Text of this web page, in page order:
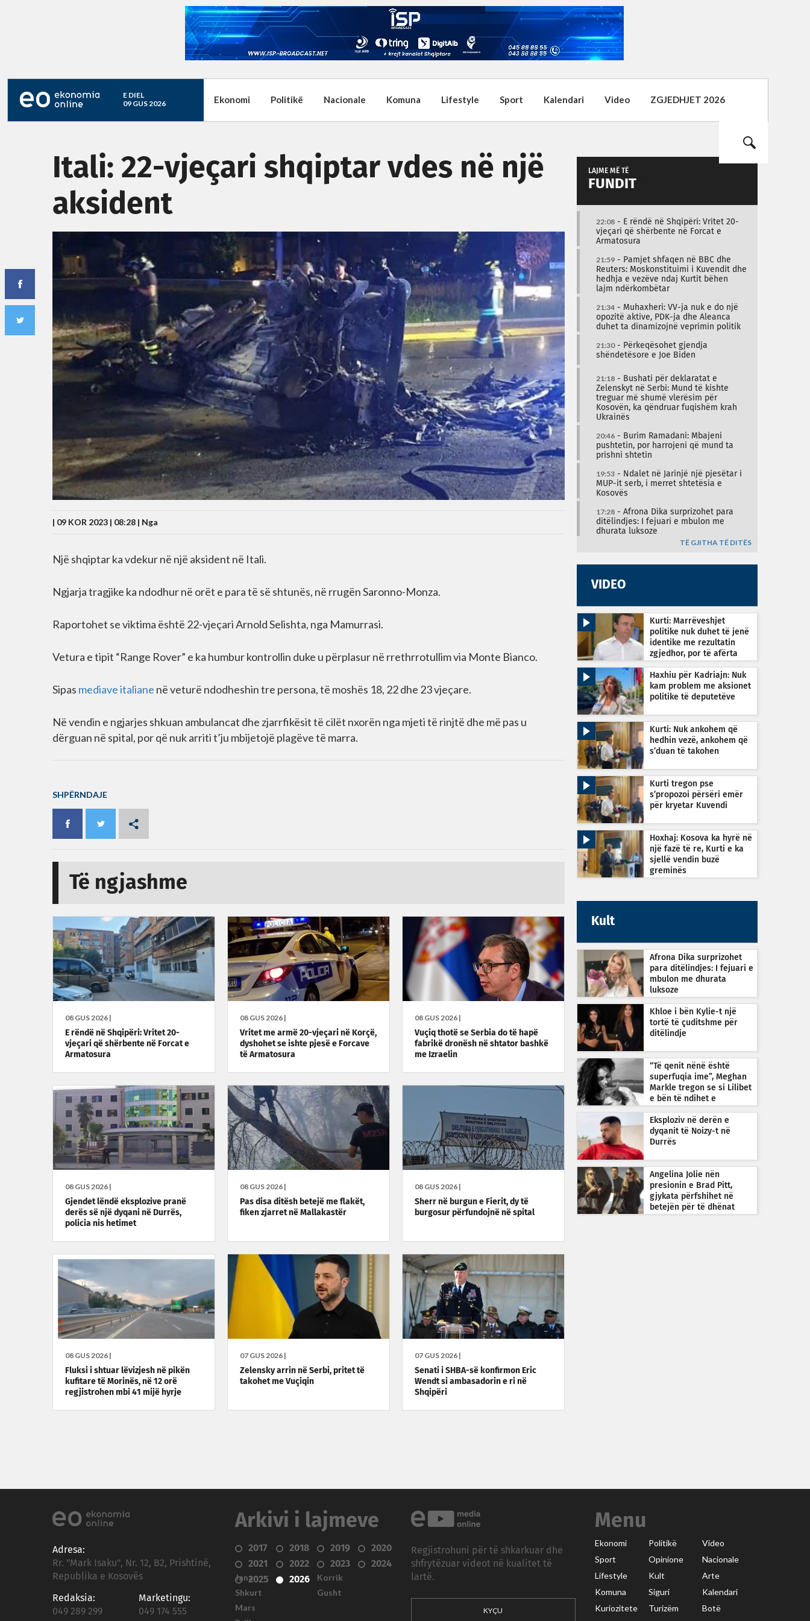
E DIEL
09 GUS 2026
Ekonomi Politikë Nacionale Komuna Lifestyle Sport Kalendari Video ZGJEDHJET 2026
Itali: 22-vjeçari shqiptar vdes në një
aksident
| 09 KOR 2023 | 08:28 | Nga
Një shqiptar ka vdekur në një aksident në Itali.
Ngjarja tragjike ka ndodhur në orët e para të së shtunës, në rrugën Saronno-Monza.
Raportohet se viktima është 22-vjeçari Arnold Selishta, nga Mamurrasi.
Vetura e tipit “Range Rover” e ka humbur kontrollin duke u përplasur në rrethrrotullim via Monte Bianco.
Sipas mediave italiane në veturë ndodheshin tre persona, të moshës 18, 22 dhe 23 vjeçare.
Në vendin e ngjarjes shkuan ambulancat dhe zjarrfikësit të cilët nxorën nga mjeti të rinjtë dhe më pas u
dërguan në spital, por që nuk arriti t’ju mbijetojë plagëve të marra.
SHPËRNDAJE
Të ngjashme
08 GUS 2026 |
E rëndë në Shqipëri: Vritet 20-
vjeçari që shërbente në Forcat e
Armatosura
08 GUS 2026 |
Vritet me armë 20-vjeçari në Korçë,
dyshohet se ishte pjesë e Forcave
të Armatosura
08 GUS 2026 |
Vuçiq thotë se Serbia do të hapë
fabrikë dronësh në shtator bashkë
me Izraelin
08 GUS 2026 |
Gjendet lëndë eksplozive pranë
derës së një dyqani në Durrës,
policia nis hetimet
08 GUS 2026 |
Pas disa ditësh betejë me flakët,
fiken zjarret në Mallakastër
08 GUS 2026 |
Sherr në burgun e Fierit, dy të
burgosur përfundojnë në spital
08 GUS 2026 |
Fluksi i shtuar lëvizjesh në pikën
kufitare të Morinës, në 12 orë
regjistrohen mbi 41 mijë hyrje
07 GUS 2026 |
Zelensky arrin në Serbi, pritet të
takohet me Vuçiqin
07 GUS 2026 |
Senati i SHBA-së konfirmon Eric
Wendt si ambasadorin e ri në
Shqipëri
LAJME MË TË
FUNDIT
22:08 - E rëndë në Shqipëri: Vritet 20-
vjeçari që shërbente në Forcat e
Armatosura
21:59 - Pamjet shfaqen në BBC dhe
Reuters: Moskonstituimi i Kuvendit dhe
hedhja e vezëve ndaj Kurtit bëhen
lajm ndërkombëtar
21:34 - Muhaxheri: VV-ja nuk e do një
opozitë aktive, PDK-ja dhe Aleanca
duhet ta dinamizojnë veprimin politik
21:30- Përkeqësohet gjendja
shëndetësore e Joe Biden
21:18 - Bushati për deklaratat e
Zelenskyt në Serbi: Mund të kishte
treguar më shumë vlerësim për
Kosovën, ka qëndruar fuqishëm krah
Ukrainës
20:46 - Burim Ramadani: Mbajeni
pushtetin, por harrojeni që mund ta
prishni shtetin
19:53 - Ndalet në Jarinjë një pjesëtar i
MUP-it serb, i merret shtetësia e
Kosovës
17:28 - Afrona Dika surprizohet para
ditëlindjes: I fejuari e mbulon me
dhurata luksoze
TË GJITHA TË DITËS
VIDEO
Kurti: Marrëveshjet
politike nuk duhet të jenë
identike me rezultatin
zgjedhor, por të afërta
Haxhiu për Kadriajn: Nuk
kam problem me aksionet
politike të deputetëve
Kurti: Nuk ankohem që
hedhin vezë, ankohem që
s’duan të takohen
Kurti tregon pse
s’propozoi përsëri emër
për kryetar Kuvendi
Hoxhaj: Kosova ka hyrë në
një fazë të re, Kurti e ka
sjellë vendin buzë
greminës
Kult
Afrona Dika surprizohet
para ditëlindjes: I fejuari e
mbulon me dhurata
luksoze
Khloe i bën Kylie-t një
tortë të çuditshme për
ditëlindje
“Të qenit nënë është
superfuqia ime”, Meghan
Markle tregon se si Lilibet
e bën të ndihet e
Eksploziv në derën e
dyqanit të Noizy-t në
Durrës
Angelina Jolie nën
presionin e Brad Pitt,
gjykata përfshihet në
betejën për të dhënat
Adresa:
Rr. "Mark Isaku", Nr. 12, B2, Prishtinë,
Republika e Kosovës
Redaksia:
049 289 299
Marketingu:
049 174 555
Arkivi i lajmeve
2017 2018 2019
2020
2021
2022 2023
2024
2025
2026
Janar
Shkurt
Mars
Korrik
Gusht
Regjistrohuni për të shkarkuar dhe
shfrytëzuar videot në kualitet të
lartë.
KYÇU
Menu
Ekonomi Politikë
Video
Sport
Opinione
Nacionale
Lifestyle
Kult
Arte
Komuna
Siguri
Kalendari
Kuriozitete
Turizëm
Botë